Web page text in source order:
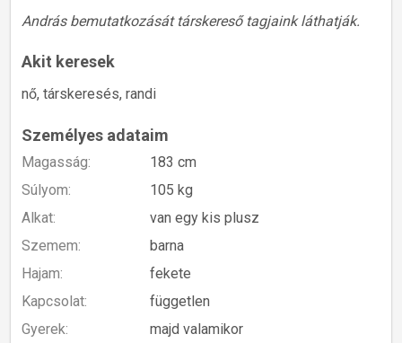
András bemutatkozását társkereső tagjaink láthatják.
Akit keresek
nő, társkeresés, randi
Személyes adataim
Magasság:
183 cm
Súlyom:
105 kg
Alkat:
van egy kis plusz
Szemem:
barna
Hajam:
fekete
Kapcsolat:
független
Gyerek:
majd valamikor